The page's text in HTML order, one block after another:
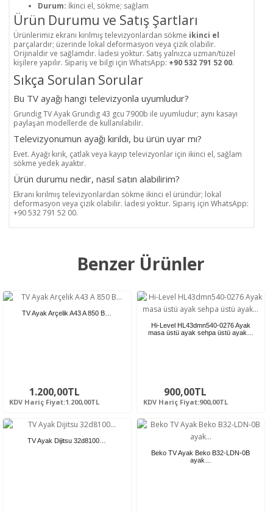
Durum: İkinci el, sökme; sağlam
Ürün Durumu ve Satış Şartları
Ürünlerimiz ekranı kırılmış televizyonlardan sökme ikinci el
parçalardır; üzerinde lokal deformasyon veya çizik olabilir.
Orijinaldir ve sağlamdır. İadesi yoktur. Satış yalnızca uzman/tüzel
kişilere yapılır. Sipariş ve bilgi için WhatsApp: +90 532 791 52 00.
Sıkça Sorulan Sorular
Bu TV ayağı hangi televizyonla uyumludur?
Grundig TV Ayak Grundig 43 gcu 7900b ile uyumludur; aynı kasayı
paylaşan modellerde de kullanılabilir.
Televizyonumun ayağı kırıldı, bu ürün uyar mı?
Evet. Ayağı kırık, çatlak veya kayıp televizyonlar için ikinci el, sağlam
sökme yedek ayaktır.
Ürün durumu nedir, nasıl satın alabilirim?
Ekranı kırılmış televizyonlardan sökme ikinci el üründür; lokal
deformasyon veya çizik olabilir. İadesi yoktur. Sipariş için WhatsApp:
+90 532 791 52 00.
Benzer Ürünler
TV Ayak Arçelik A43 A 850 B…
1.200,00TL
KDV Hariç Fiyat:1.200,00TL
Hi-Level HL43dmn540-0276 Ayak
masa üstü ayak sehpa üstü ayak…
900,00TL
KDV Hariç Fiyat:900,00TL
TV Ayak Dijitsu 32d8100…
Beko TV Ayak Beko B32-LDN-0B
ayak…